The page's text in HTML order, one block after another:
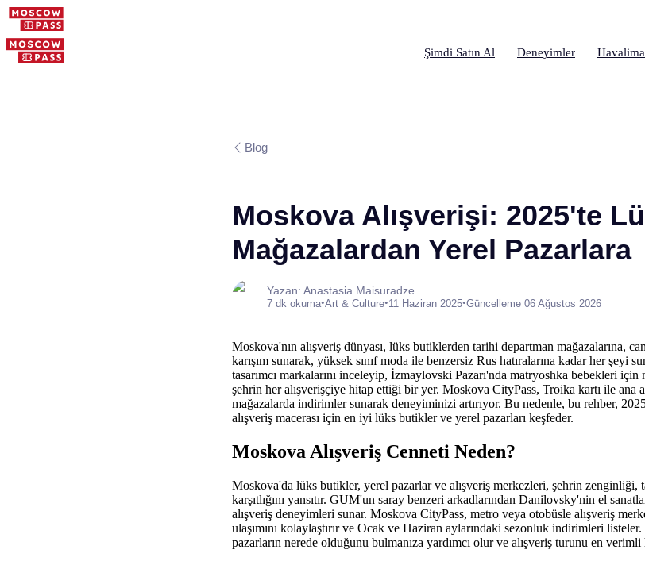
Şimdi Satın Al Deneyimler
Blog
Moskova Alışverişi: 2025'te
Mağazalardan Yerel Pazarlara
Yazan: Anastasia Maisuradze
7 dk okuma•Art & Culture•11 Haziran 2025•Güncelleme 06 Ağustos 2026
Moskova'nın alışveriş dünyası, lüks butiklerden tarihi departman mağazalarına,
karışım sunarak, yüksek sınıf moda ile benzersiz Rus hatıralarına kadar her şeyi
tasarımcı markalarını inceleyip, İzmaylovski Pazarı'nda matryoshka bebekleri
şehrin her alışverişçiye hitap ettiği bir yer. Moskova CityPass, Troika kartı ile ana
mağazalarda indirimler sunarak deneyiminizi artırıyor. Bu nedenle, bu rehber,
alışveriş macerası için en iyi lüks butikler ve yerel pazarları keşfeder.
Moskova Alışveriş Cenneti Neden?
Moskova'da lüks butikler, yerel pazarlar ve alışveriş merkezleri, şehrin zenginliği,
karşıtlığını yansıtır. GUM'un saray benzeri arkadlarından Danilovsky'nin el
alışveriş deneyimleri sunar. Moskova CityPass, metro veya otobüsle alışveriş
ulaşımını kolaylaştırır ve Ocak ve Haziran aylarındaki sezonluk indirimleri
pazarların nerede olduğunu bulmanıza yardımcı olur ve alışveriş turunu en